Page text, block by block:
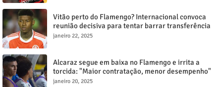
Vitão perto do Flamengo? Internacional convoca
reunião decisiva para tentar barrar transferência
milionária
janeiro 22, 2025
Alcaraz segue em baixa no Flamengo e irrita a
torcida: "Maior contratação, menor desempenho"
janeiro 20, 2025